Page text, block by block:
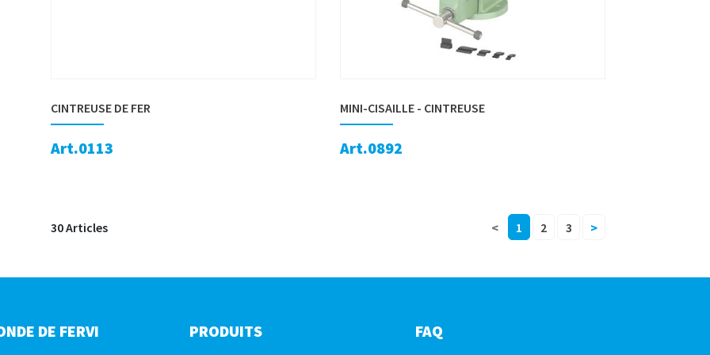
CINTREUSE DE FER
Art.0113
MINI-CISAILLE - CINTREUSE
Art.0892
30 Articles < 1 2 3 >
DE FERVI PRODUITS FAQ